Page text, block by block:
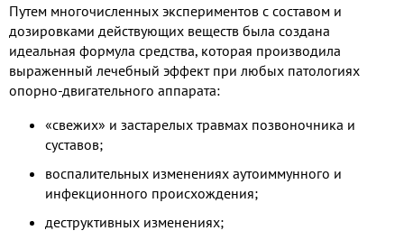
Путем многочисленных экспериментов с составом и
дозировками действующих веществ была создана
идеальная формула средства, которая производила
выраженный лечебный эффект при любых патологиях
опорно-двигательного аппарата:
«свежих» и застарелых травмах позвоночника и
суставов;
воспалительных изменениях аутоиммунного и
инфекционного происхождения;
деструктивных изменениях;